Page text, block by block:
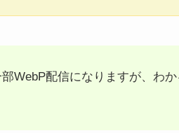
WebP配信になりますが、わ